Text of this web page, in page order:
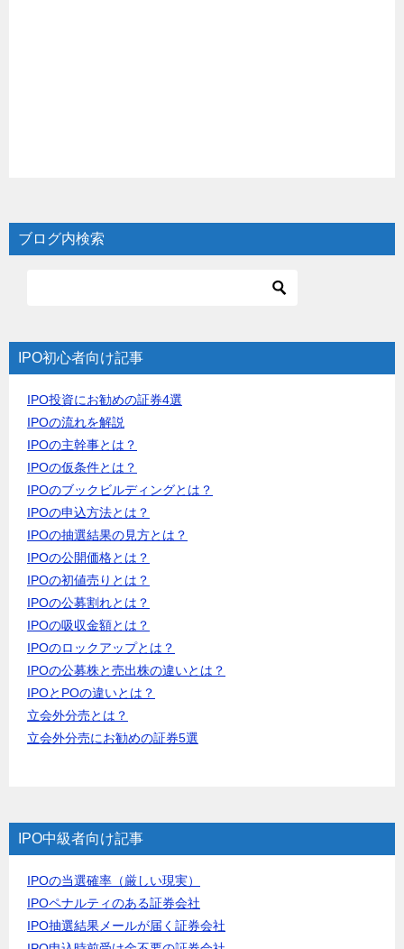
ブログ内検索
IPO初心者向け記事
IPO投資にお勧めの証券4選
IPOの流れを解説
IPOの主幹事とは？
IPOの仮条件とは？
IPOのブックビルディングとは？
IPOの申込方法とは？
IPOの抽選結果の見方とは？
IPOの公開価格とは？
IPOの初値売りとは？
IPOの公募割れとは？
IPOの吸収金額とは？
IPOのロックアップとは？
IPOの公募株と売出株の違いとは？
IPOとPOの違いとは？
立会外分売とは？
立会外分売にお勧めの証券5選
IPO中級者向け記事
IPOの当選確率（厳しい現実）
IPOペナルティのある証券会社
IPO抽選結果メールが届く証券会社